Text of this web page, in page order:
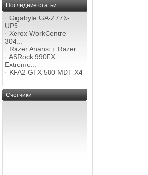
Последние статьи
· Gigabyte GA-Z77X-
UP5...
· Xerox WorkCentre
304...
· Razer Anansi + Razer...
· ASRock 990FX
Extreme...
· KFA2 GTX 580 MDT X4
Счетчики